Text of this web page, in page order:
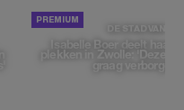
DE STAD VAN
Isabelle Boer deelt haar
plekken in Zwolle: 'Deze
graag verborgen'